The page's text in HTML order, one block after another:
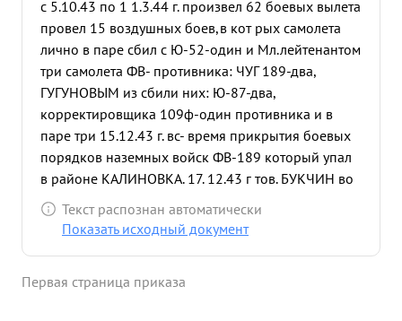
с 5.10.43 по 1 1.3.44 г. произвел 62 боевых вылета
провел 15 воздушных боев,в кот рых самолета
лично в паре сбил с Ю-52-один и Мл.лейтенантом
три самолета ФВ- противника: ЧУГ 189-два,
ГУГУНОВЫМ из сбили них: Ю-87-два,
корректировщика 109ф-один противника и в
паре три 15.12.43 г. вс- время прикрытия боевых
порядков наземных войск ФВ-189 который упал
в районе КАЛИНОВКА. 17. 12.43 г тов. БУКЧИН во
время прикрытия боевых порядков наземных
войск КА в 14.20 в воздушном бою сбил лично
Союза тов. ГУЛАЕВА сбил лично МЕ-109, который
Текст распознан автоматически
Показать исходный документ
Первая страница приказа